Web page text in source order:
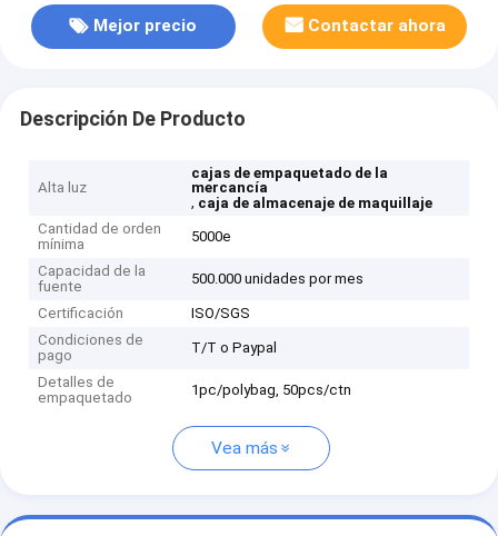
Mejor precio Contactar ahora
Descripción De Producto
Alta luz
cajas de empaquetado de la
mercancía
, caja de almacenaje de maquillaje
Cantidad de orden
mínima
5000e
Capacidad de la
fuente
500.000 unidades por mes
Certificación
ISO/SGS
Condiciones de
pago
T/T o Paypal
Detalles de
empaquetado
1pc/polybag, 50pcs/ctn
Vea más